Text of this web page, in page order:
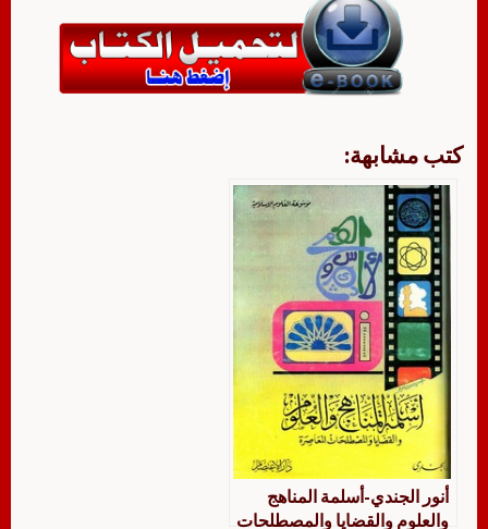
كتب مشابهة:
أنور الجندي-أسلمة المناهج
والعلوم والقضايا والمصطلحات